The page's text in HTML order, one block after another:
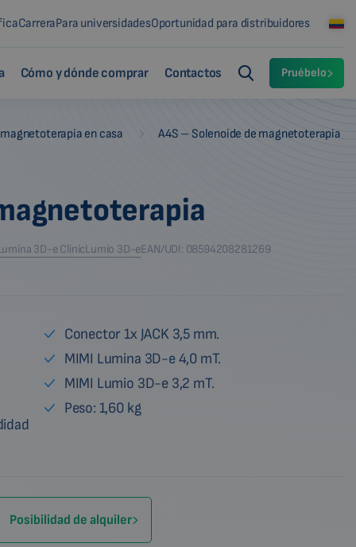
CarreraPara universidadesOportunidad para distribuidores
Cómo y dónde comprar Contactos Pruébelo
en casa A4S – Solenoide de magnetoterapia
3D-e ClinicLumio 3D-eEAN/UDI: 08594208281269
Conector 1x JACK 3,5 mm.
MIMI Lumina 3D-e 4,0 mT.
MIMI Lumio 3D-e 3,2 mT.
Peso: 1,60 kg
Posibilidad de alquiler